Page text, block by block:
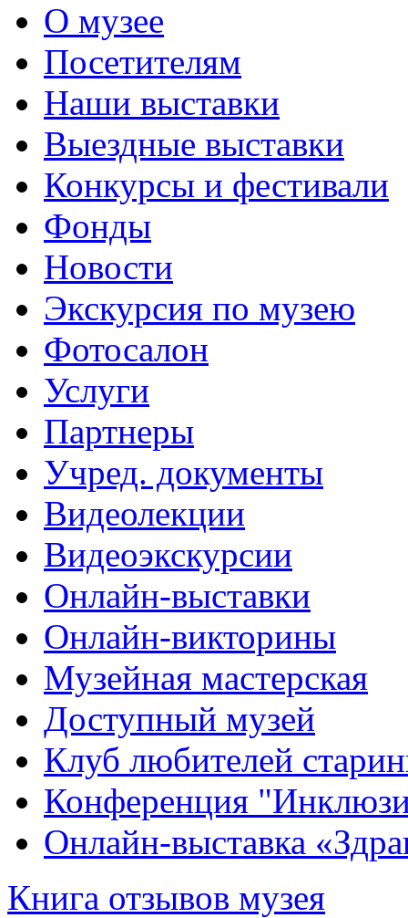
О музее
Посетителям
Наши выставки
Выездные выставки
Конкурсы и фестивали
Фонды
Новости
Экскурсия по музею
Фотосалон
Услуги
Партнеры
Учред. документы
Видеолекции
Видеоэкскурсии
Онлайн-выставки
Онлайн-викторины
Музейная мастерская
Доступный музей
Клуб любителей
Конференция
Онлайн-выставка
Книга отзывов музея